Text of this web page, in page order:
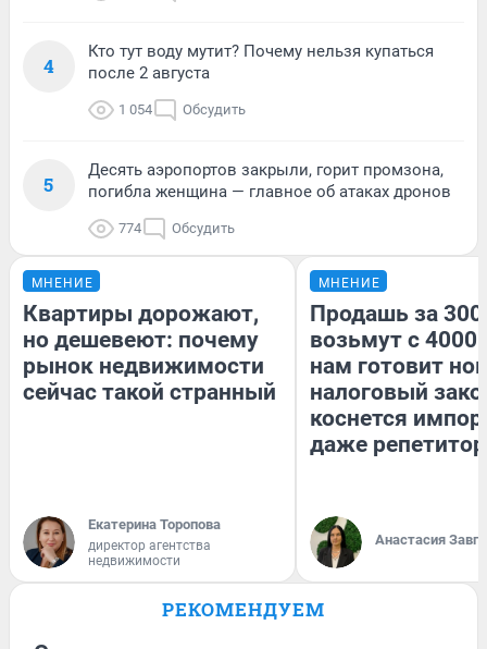
4
Кто тут воду мутит? Почему нельзя купаться
после 2 августа
1 054 Обсудить
5
Десять аэропортов закрыли, горит промзона,
погибла женщина — главное об атаках дронов
774 Обсудить
МНЕНИЕ
Квартиры дорожают,
но дешевеют: почему
рынок недвижимости
сейчас такой странный
Екатерина Торопова
директор агентства
недвижимости
МНЕНИЕ
Продашь за
возьмут с
нам готовит
налоговый
коснется
даже
Анастасия
РЕКОМЕНДУЕМ